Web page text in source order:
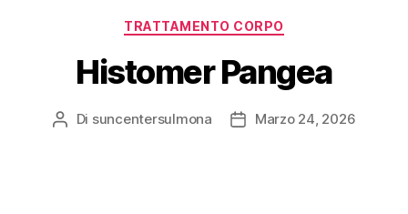
TRATTAMENTO CORPO
Histomer Pangea
Di suncentersulmona Marzo 24, 2026